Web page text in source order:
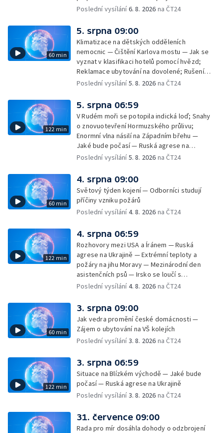
Filmové premiéry týdne — Dvě deci tuše v
rakovinu prsu
Poslední vysílání6. 8. 2026 na ČT24
60 min
5. srpna 09:00
Klimatizace na dětských odděleních
nemocnic — Čištění Karlova mostu — Jak se
vyznat v klasifikaci hotelů pomocí hvězd;
Reklamace ubytování na dovolené; Rušení
dovolené kvůli přírodním živlům; Práva
na dovolené v zahraničí; Platby a výběry na
dovolené v zahraničí — Těžba léčivé rašeliny
u Malé Morávky
Poslední vysílání5. 8. 2026 na ČT24
122 min
5. srpna 06:59
V Rudém moři se potopila indická loď; Snahy
o znovuotevření Hormuzského průlivu;
Enormní vlna násilí na Západním břehu —
Jaké bude počasí — Ruská agrese na
Ukrajině — Vliv veder na lidské orgány — Při
— Třem obcím na Brněnsku dočasně došla
pitná voda — SP v orientačním běhu v Česku
— Horko a požáry sužují Evropu — Rybářský
příměstský tábor
Poslední vysílání5. 8. 2026 na ČT24
60 min
4. srpna 09:00
Světový týden kojení — Odborníci studují
příčiny vzniku požárů
Poslední vysílání4. 8. 2026 na ČT24
122 min
4. srpna 06:59
Rozhovory mezi USA a Íránem — Ruská
agrese na Ukrajině — Extrémní teploty a
požáry na jihu Moravy — Mezinárodní den
asistenčních psů — Irsko se loučí s
hudebníkem Glenem Hansardem
Poslední vysílání4. 8. 2026 na ČT24
60 min
3. srpna 09:00
Jak vedra promění české domácnosti —
Zájem o ubytování na VŠ kolejích
Poslední vysílání3. 8. 2026 na ČT24
122 min
3. srpna 06:59
Situace na Blízkém východě — Jaké bude
počasí — Ruská agrese na Ukrajině
Poslední vysílání3. 8. 2026 na ČT24
31. července 09:00
Rada pro mír dosáhla dohody o odzbrojení